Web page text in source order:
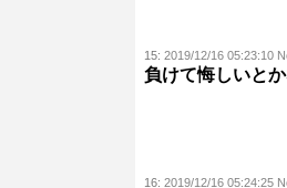
15: 2019/12/16 05:23:10
負けて悔しいと
16: 2019/12/16 05:24:25